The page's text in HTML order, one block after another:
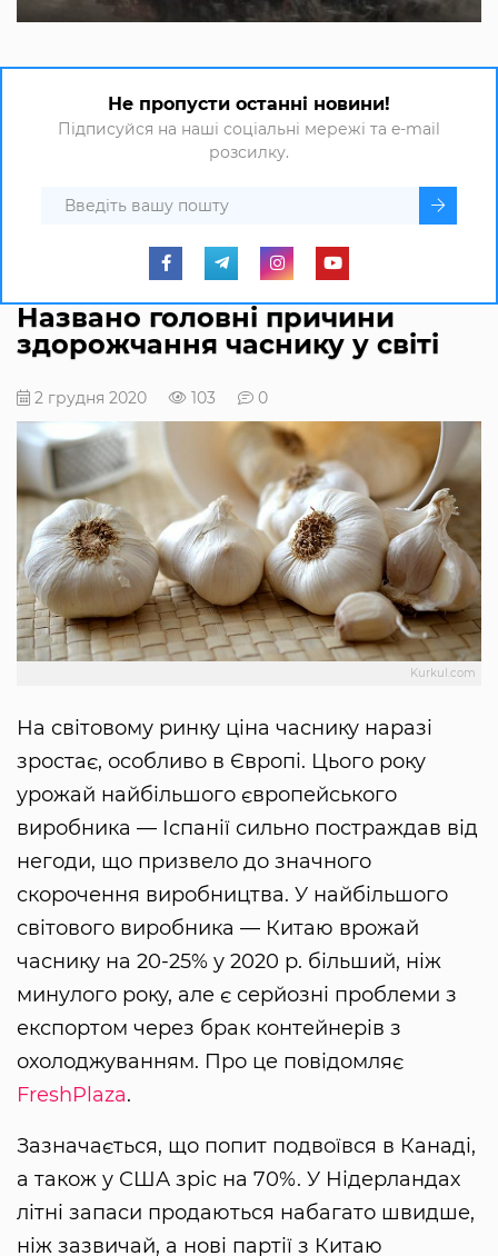
Не пропусти останні новини!
Підписуйся на наші соціальні мережі та e-mail
розсилку.
Названо головні причини
здорожчання часнику у світі
2 грудня 2020 103 0
Kurkul.com
На світовому ринку ціна часнику наразі
зростає, особливо в Європі. Цього року
урожай найбільшого європейського
виробника — Іспанії сильно постраждав від
негоди, що призвело до значного
скорочення виробництва. У найбільшого
світового виробника — Китаю врожай
часнику на 20-25% у 2020 р. більший, ніж
минулого року, але є серйозні проблеми з
експортом через брак контейнерів з
охолоджуванням. Про це повідомляє
FreshPlaza.
Зазначається, що попит подвоївся в Канаді,
а також у США зріс на 70%. У Нідерландах
літні запаси продаються набагато швидше,
ніж зазвичай, а нові партії з Китаю